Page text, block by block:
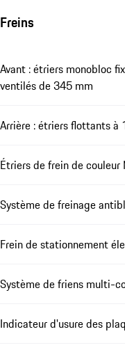
Freins
Avant : étriers monobloc
ventilés de 345 mm
Arrière : étriers flottants
Étriers de frein de couleur
Système de freinage
Frein de stationnement
Système de friens multi-
Indicateur d'usure des